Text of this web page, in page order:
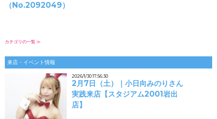
（No.2092049）
カテゴリの一覧 ≫
来店・イベント情報
2026/1/30 17:56:30
2月7日（土）｜小日向みのりさん
実践来店【スタジアム2001岩出
店】